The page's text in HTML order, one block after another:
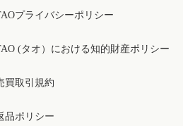
プライバシーポリシー
(タオ）における知的財産ポリシー
買取引規約
品ポリシー